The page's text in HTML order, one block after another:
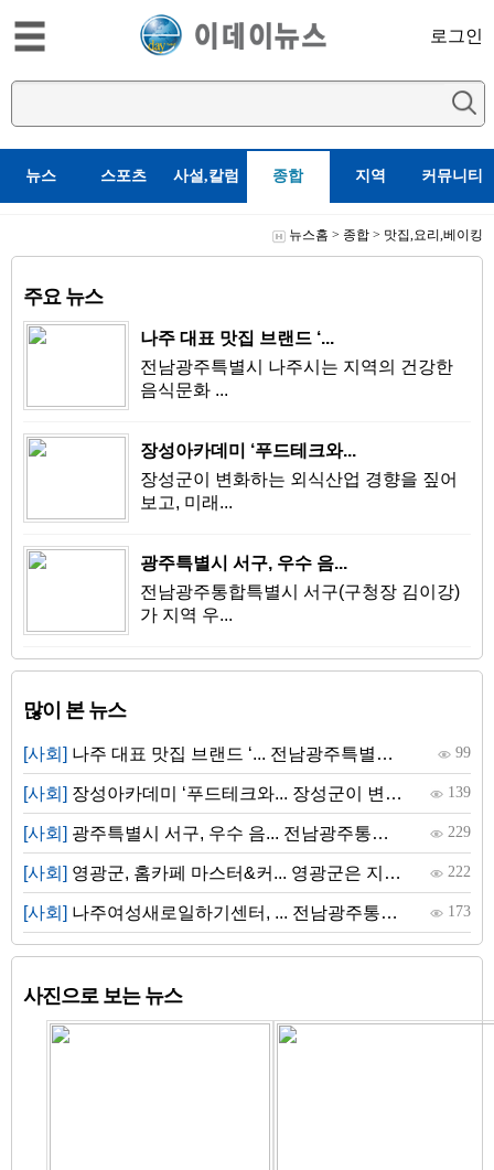
로그인
뉴스 스포츠 사설,칼럼 종합 지역 커뮤니티
뉴스홈 > 종합 > 맛집,요리,베이킹
주요 뉴스
나주 대표 맛집 브랜드 ‘...
전남광주특별시 나주시는 지역의 건강한
음식문화 ...
장성아카데미 ‘푸드테크와...
장성군이 변화하는 외식산업 경향을 짚어
보고, 미래...
광주특별시 서구, 우수 음...
전남광주통합특별시 서구(구청장 김이강)
가 지역 우...
많이 본 뉴스
[사회] 나주 대표 맛집 브랜드 ‘... 전남광주특별시 나주시는 지역의 건강한 음식문화 ... 99
[사회] 장성아카데미 ‘푸드테크와... 장성군이 변화하는 외식산업 경향을 짚어보고, 미래... 139
[사회] 광주특별시 서구, 우수 음... 전남광주통합특별시 서구(구청장 김이강)가 지역 우... 229
[사회] 영광군, 홈카페 마스터&커... 영광군은 지난 6월 9일부터 7월 28일까지 총 8회에 ... 222
[사회] 나주여성새로일하기센터, ... 전남광주통합특별시 나주여성새로일하기센터가 직업... 173
사진으로 보는 뉴스